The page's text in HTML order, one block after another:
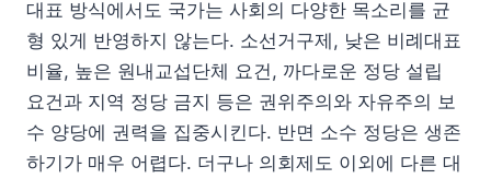
대표 방식에서도 국가는 사회의 다양한 목소리를 균
형 있게 반영하지 않는다. 소선거구제, 낮은 비례대표
비율, 높은 원내교섭단체 요건, 까다로운 정당 설립
요건과 지역 정당 금지 등은 권위주의와 자유주의 보
수 양당에 권력을 집중시킨다. 반면 소수 정당은 생존
하기가 매우 어렵다. 더구나 의회제도 이외에 다른 대